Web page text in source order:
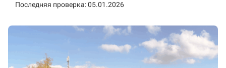
Последняя проверка: 05.01.2026